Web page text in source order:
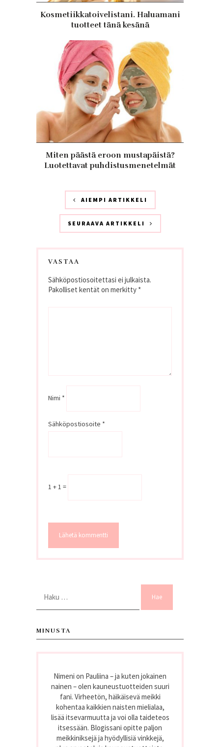
Kosmetiikkatoivelistani. Haluamani
tuotteet tänä kesänä
Miten päästä eroon mustapäistä?
Luotettavat puhdistusmenetelmät
AIEMPI ARTIKKELI
SEURAAVA ARTIKKELI
VASTAA
Sähköpostiosoitettasi ei julkaista.
Pakolliset kentät on merkitty *
Nimi *
Sähköpostiosoite *
1 + 1 =
MINUSTA
Nimeni on Pauliina – ja kuten jokainen
nainen – olen kauneustuotteiden suuri
fani. Virheetön, häikäisevä meikki
kohentaa kaikkien naisten mielialaa,
lisää itsevarmuutta ja voi olla taideteos
itsessään. Blogissani opitte paljon
meikkiniksejä ja hyödyllisiä vinkkejä,